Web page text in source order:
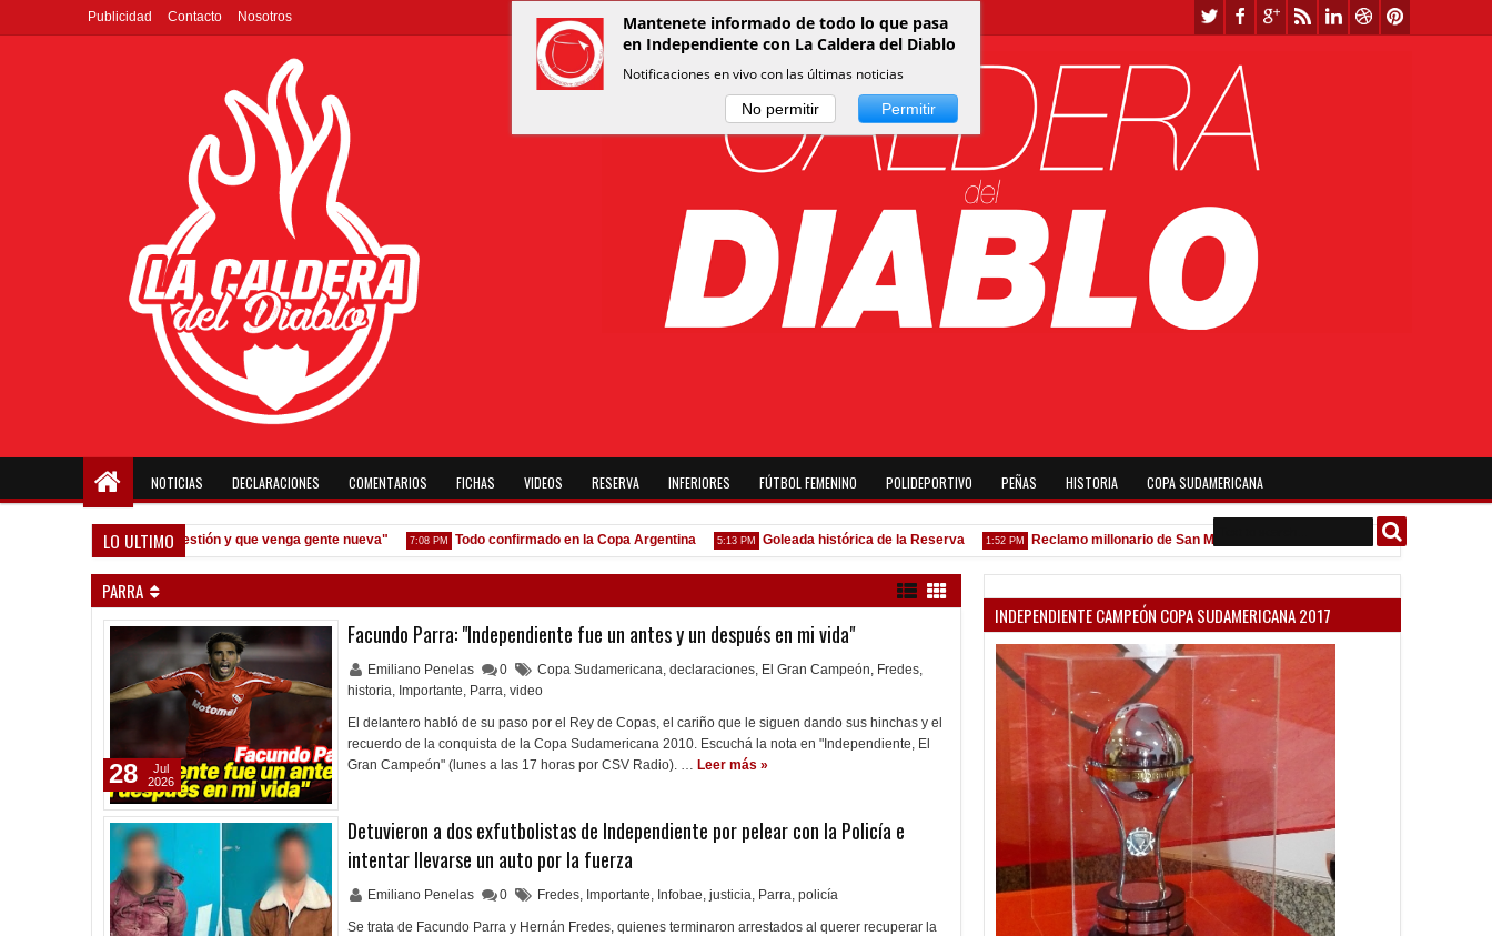
Publicidad Contacto Nosotros
NOTICIAS DECLARACIONES COMENTARIOS FICHAS VIDEOS RESERVA INFERIORES FÚTBOL FEMENINO POLIDEPORTIVO PEÑAS HISTORIA COPA SUDAMERICANA
LO ULTIMO
"Prefiero dejar la gestión y que venga gente nueva" 7:08 PM Todo confirmado en la Copa Argentina 5:13 PM Goleada histórica de la Reserva 1:52 PM Reclamo millonario de San Martín (SJ) Venta de localidades ante
PARRA
Facundo Parra: "Independiente fue un antes y un después en mi vida"
Emiliano Penelas 0 Copa Sudamericana, declaraciones, El Gran Campeón, Fredes,
historia, Importante, Parra, video
El delantero habló de su paso por el Rey de Copas, el cariño que le siguen dando sus hinchas y el
recuerdo de la conquista de la Copa Sudamericana 2010. Escuchá la nota en "Independiente, El
Gran Campeón" (lunes a las 17 horas por CSV Radio). … Leer más »
28
Jul
2026
Detuvieron a dos exfutbolistas de Independiente por pelear con la Policía e
intentar llevarse un auto por la fuerza
Emiliano Penelas 0 Fredes, Importante, Infobae, justicia, Parra, policía
Se trata de Facundo Parra y Hernán Fredes, quienes terminaron arrestados al querer recuperar la
INDEPENDIENTE CAMPEÓN COPA SUDAMERICANA 2017
Mantenete informado de todo lo que pasa
en Independiente con La Caldera del Diablo
Notificaciones en vivo con las últimas noticias
No permitir Permitir